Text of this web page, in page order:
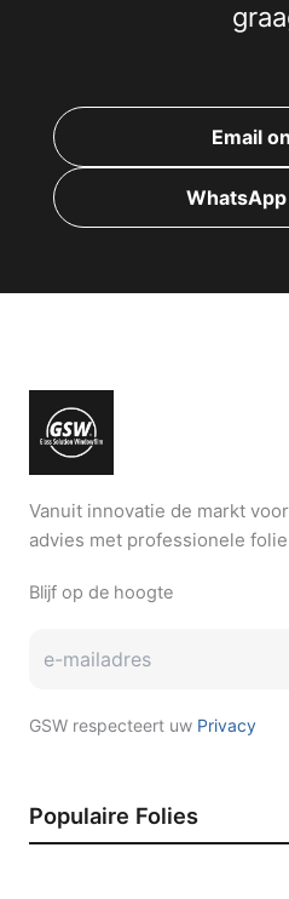
Email
Vanuit innovatie de markt
advies met professionele
Blijf op de hoogte
GSW respecteert uw Privacy
Populaire Folies